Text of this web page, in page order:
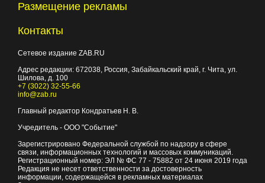
Размещение рекламы
Контакты
Сетевое издание ZAB.RU
Адрес редакции: 672038, Россия, Забайкальский край, г. Чита, ул.
Шилова, д. 100
+7 (3022) 32-55-66
info@zab.ru
Главный редактор Кондратьев Н. В.
Учредитель - ООО "Событие"
Зарегистрировано Федеральной службой по надзору в сфере
связи, информационных технологий и массовых коммуникаций.
Регистрационный номер: ЭЛ № ФС 77 - 75882 от 24 июня 2019 года
Редакция не несет ответственности за достоверность
информации, содержащейся в рекламных материалах